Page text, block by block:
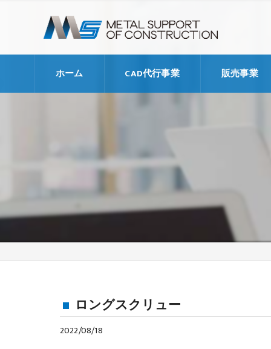
ホーム CAD代行事業 販売事業
ロングスクリュー
2022/08/18